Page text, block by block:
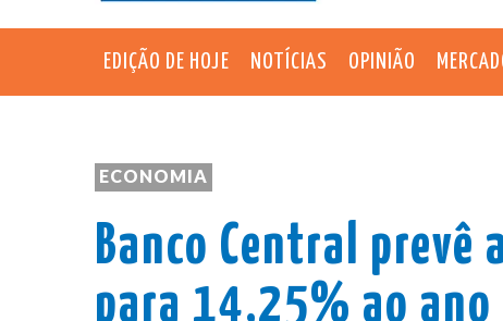
EDIÇÃO DE HOJE NOTÍCIAS OPINIÃO
ECONOMIA
Banco Central
para 14,25% ao